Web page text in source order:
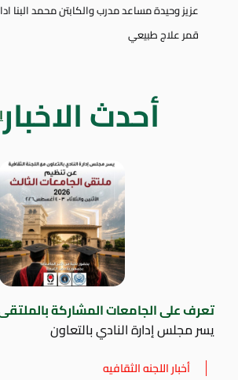
عزيز وحيدة مساعدمدرب والكابتنمحمد البنا
قمر علاج طبيعي
أحدث الاخبار
تعرف على الجامعات المشاركة
يسر مجلس إدارة النادي بالتعاون
أخبار اللجنه الثقافيه